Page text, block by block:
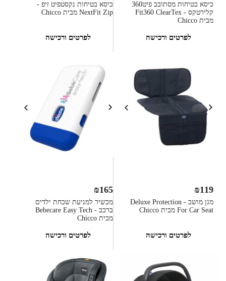
כיסא בטיחות מסתובב פיט360
קלירטקס - Fit360 ClearTex
מבית Chicco
לפרטים ורכישה
כיסא בטיחות נקסטפיט זיפ -
NextFit Zip מבית Chicco
לפרטים ורכישה
מגן מושב - Deluxe Protection
For Car Seat מבית Chicco
₪119
לפרטים ורכישה
מכשיר למניעת שכחת ילדים
ברכב - Bebecare Easy Tech
מבית Chicco
₪165
לפרטים ורכישה